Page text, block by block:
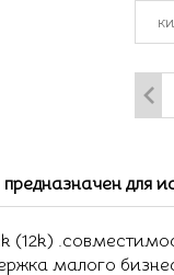
предназначен для
малого